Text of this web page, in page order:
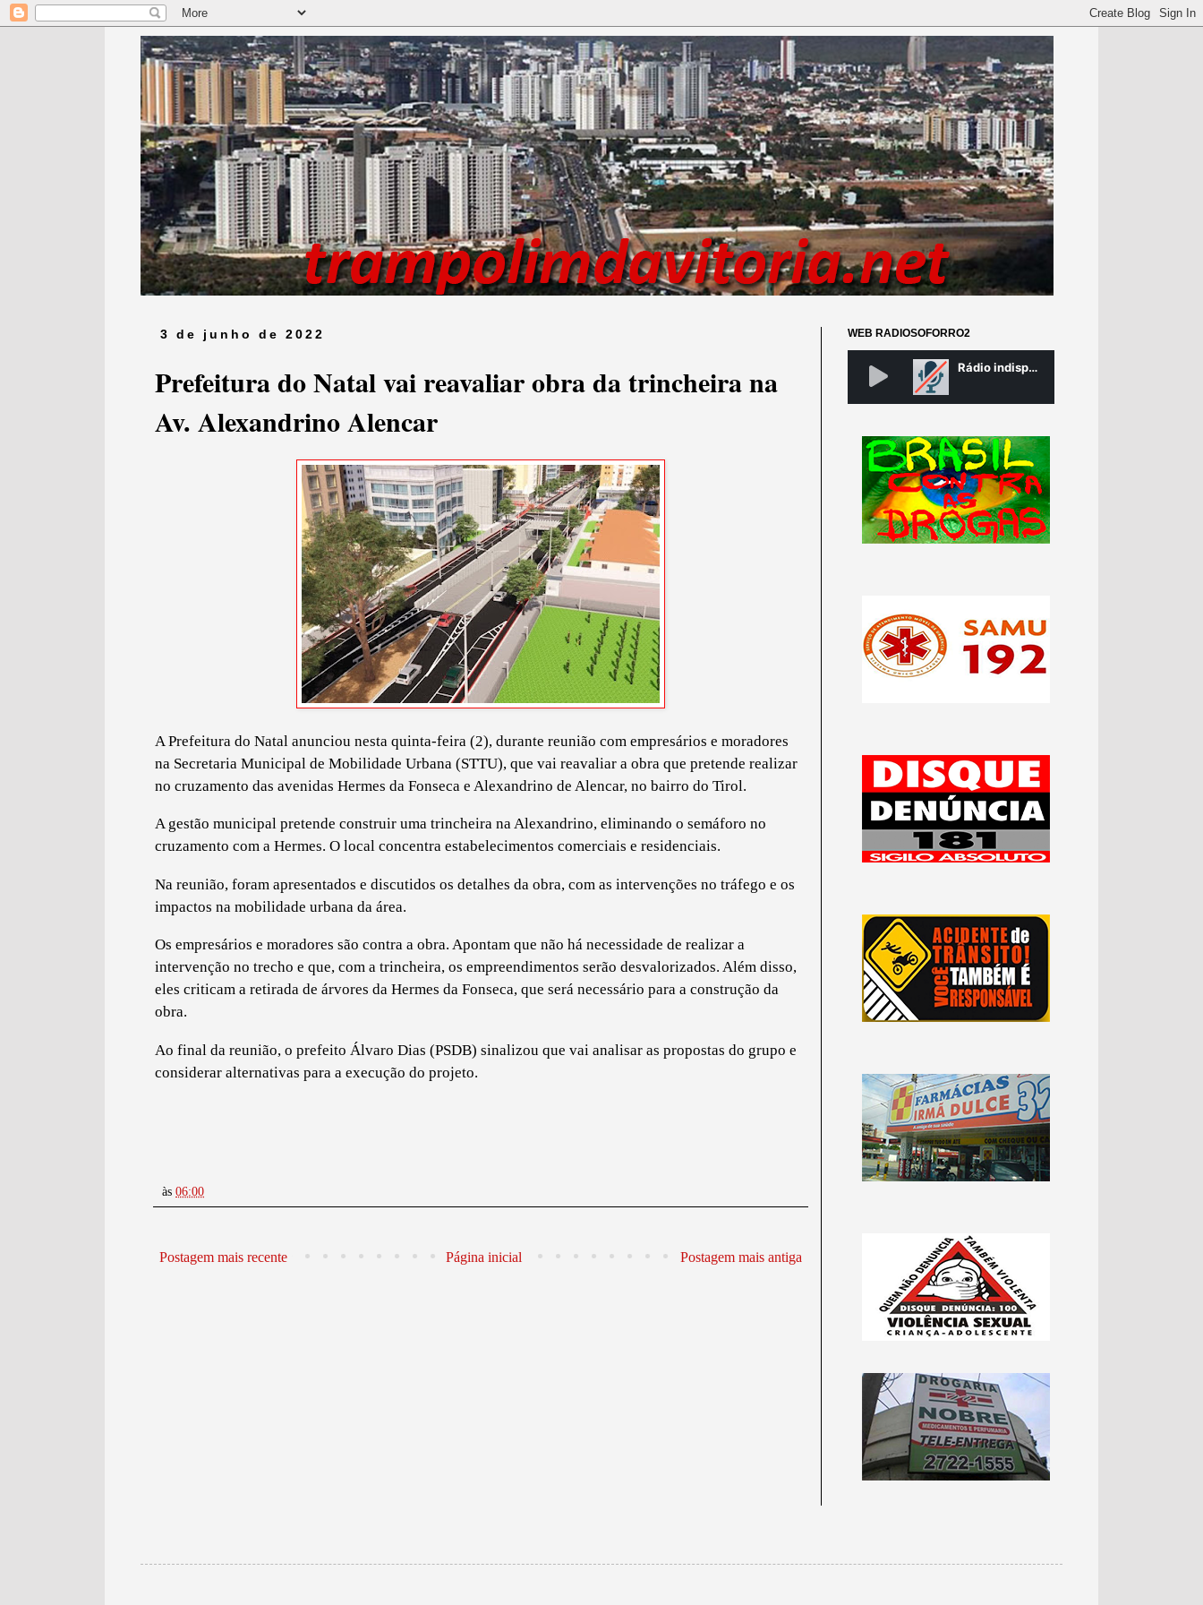
3 de junho de 2022
Prefeitura do Natal vai reavaliar obra da trincheira na
Av. Alexandrino Alencar
A Prefeitura do Natal anunciou nesta quinta-feira (2), durante reunião com empresários e moradores
na Secretaria Municipal de Mobilidade Urbana (STTU), que vai reavaliar a obra que pretende realizar
no cruzamento das avenidas Hermes da Fonseca e Alexandrino de Alencar, no bairro do Tirol.
A gestão municipal pretende construir uma trincheira na Alexandrino, eliminando o semáforo no
cruzamento com a Hermes. O local concentra estabelecimentos comerciais e residenciais.
Na reunião, foram apresentados e discutidos os detalhes da obra, com as intervenções no tráfego e os
impactos na mobilidade urbana da área.
Os empresários e moradores são contra a obra. Apontam que não há necessidade de realizar a
intervenção no trecho e que, com a trincheira, os empreendimentos serão desvalorizados. Além disso,
eles criticam a retirada de árvores da Hermes da Fonseca, que será necessário para a construção da
obra.
Ao final da reunião, o prefeito Álvaro Dias (PSDB) sinalizou que vai analisar as propostas do grupo e
considerar alternativas para a execução do projeto.
às 06:00
Postagem mais recente Postagem mais antiga
Página inicial
WEB RADIOSOFORRO2